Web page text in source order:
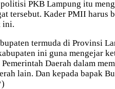
PKB Lampung itu
tersebut. Kader PMII
ini.
termuda di Provinsi
ini guna mengejar
Daerah dalam
lain. Dan kepada bapak